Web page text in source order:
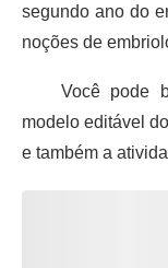
segundo ano do
noções de
Você pode
modelo editável
e também a